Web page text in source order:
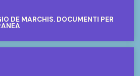
DE MARCHIS. DOCUMENTI PER